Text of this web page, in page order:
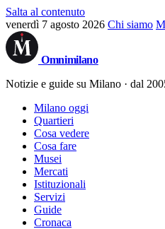
Salta al contenuto
venerdì 7 agosto 2026 Chi siamo
Omnimilano
Notizie e guide su Milano · dal
Milano oggi
Quartieri
Cosa vedere
Cosa fare
Musei
Mercati
Istituzionali
Servizi
Guide
Cronaca